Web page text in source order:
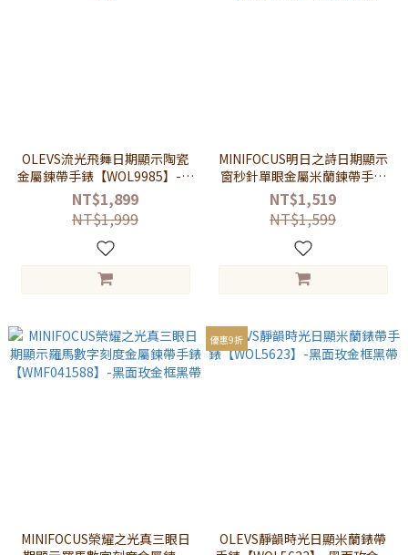
OLEVS流光飛舞日期顯示陶瓷
金屬鍊帶手錶【WOL9985】-白
面白帶
NT$1,899
NT$1,999
MINIFOCUS明日之詩日期顯示
窗秒針單眼金屬米蘭鍊帶手錶
【WMF0303】-白面玫金帶
NT$1,519
NT$1,599
MINIFOCUS榮耀之光真三眼日
優惠9折
OLEVS靜韻時光日顯米蘭錶帶